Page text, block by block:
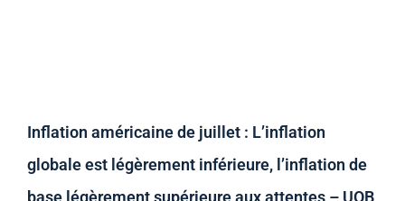
Inflation américaine de juillet : L’inflation
globale est légèrement inférieure, l’inflation de